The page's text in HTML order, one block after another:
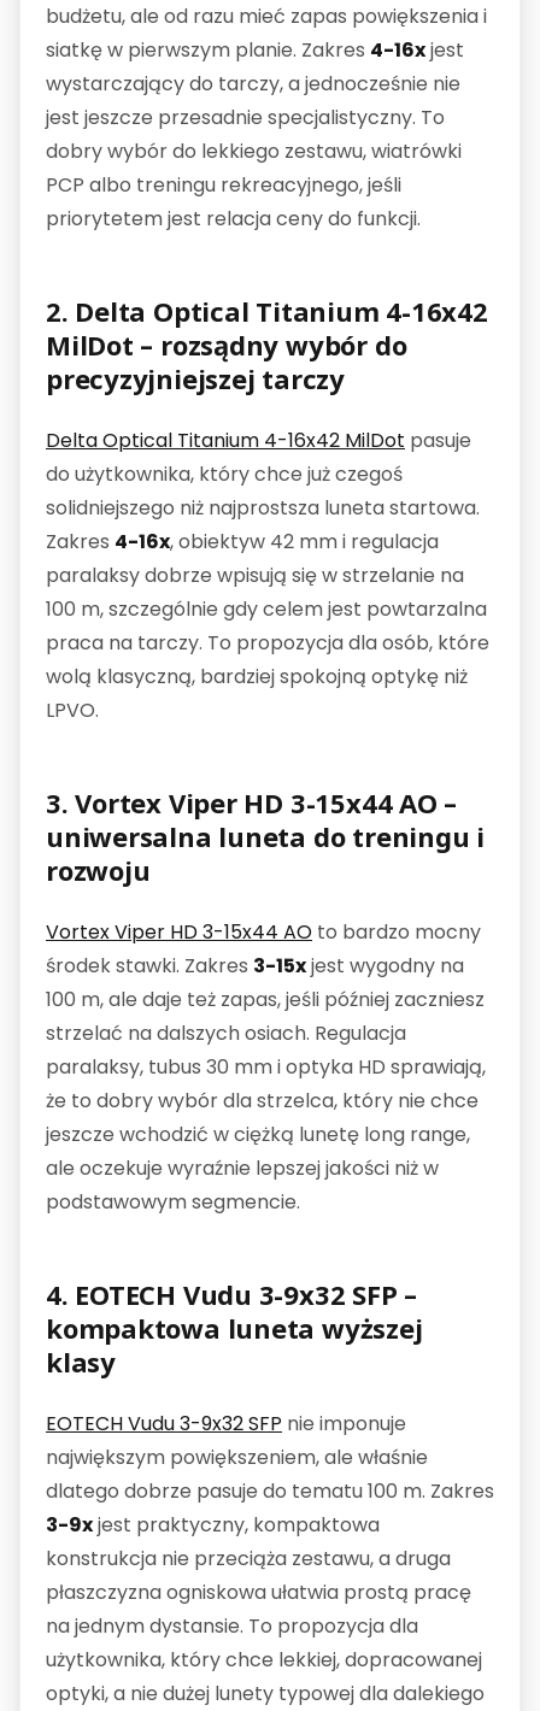
budżetu, ale od razu mieć zapas powiększenia i
siatkę w pierwszym planie. Zakres 4-16xjest
wystarczający do tarczy, a jednocześnie nie
jest jeszcze przesadnie specjalistyczny. To
dobry wybór do lekkiego zestawu, wiatrówki
PCP albo treningu rekreacyjnego, jeśli
priorytetem jest relacja ceny do funkcji.
2. Delta Optical Titanium 4-16x42
MilDot – rozsądny wybór do
precyzyjniejszej tarczy
Delta Optical Titanium 4-16x42 MilDot pasuje
do użytkownika, który chce już czegoś
solidniejszego niż najprostsza luneta startowa.
Zakres 4-16x, obiektyw 42 mm i regulacja
paralaksy dobrze wpisują się w strzelanie na
100 m, szczególnie gdy celem jest powtarzalna
praca na tarczy. To propozycja dla osób, które
wolą klasyczną, bardziej spokojną optykę niż
LPVO.
3. Vortex Viper HD 3-15x44 AO –
uniwersalna luneta do treningu i
rozwoju
Vortex Viper HD 3-15x44 AO to bardzo mocny
środek stawki. Zakres 3-15xjest wygodny na
100 m, ale daje też zapas, jeśli później zaczniesz
strzelać na dalszych osiach. Regulacja
paralaksy, tubus 30 mm i optyka HD sprawiają,
że to dobry wybór dla strzelca, który nie chce
jeszcze wchodzić w ciężką lunetę long range,
ale oczekuje wyraźnie lepszej jakości niż w
podstawowym segmencie.
4. EOTECH Vudu 3-9x32 SFP –
kompaktowa luneta wyższej
klasy
EOTECH Vudu 3-9x32 SFP nie imponuje
największym powiększeniem, ale właśnie
dlatego dobrze pasuje do tematu 100 m. Zakres
3-9xjest praktyczny, kompaktowa
konstrukcja nie przeciąża zestawu, a druga
płaszczyzna ogniskowa ułatwia prostą pracę
na jednym dystansie. To propozycja dla
użytkownika, który chce lekkiej, dopracowanej
optyki, a nie dużej lunety typowej dla dalekiego